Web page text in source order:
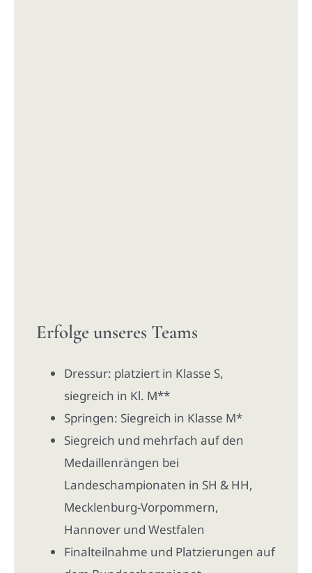
Erfolge unseres Teams
Dressur: platziert in Klasse S,
siegreich in Kl. M**
Springen: Siegreich in Klasse M*
Siegreich und mehrfach auf den
Medaillenrängen bei
Landeschampionaten in SH & HH,
Mecklenburg-Vorpommern,
Hannover und Westfalen
Finalteilnahme und Platzierungen auf